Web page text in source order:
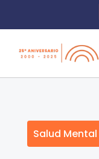
Salud Mental